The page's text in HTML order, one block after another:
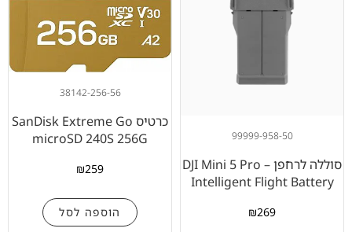
99999-958-50
סוללה לרחפן – DJI Mini 5 Pro
Intelligent Flight Battery
₪269
38142-256-56
כרטיס SanDisk Extreme Go
microSD 240S 256G
₪259
הוספה לסל